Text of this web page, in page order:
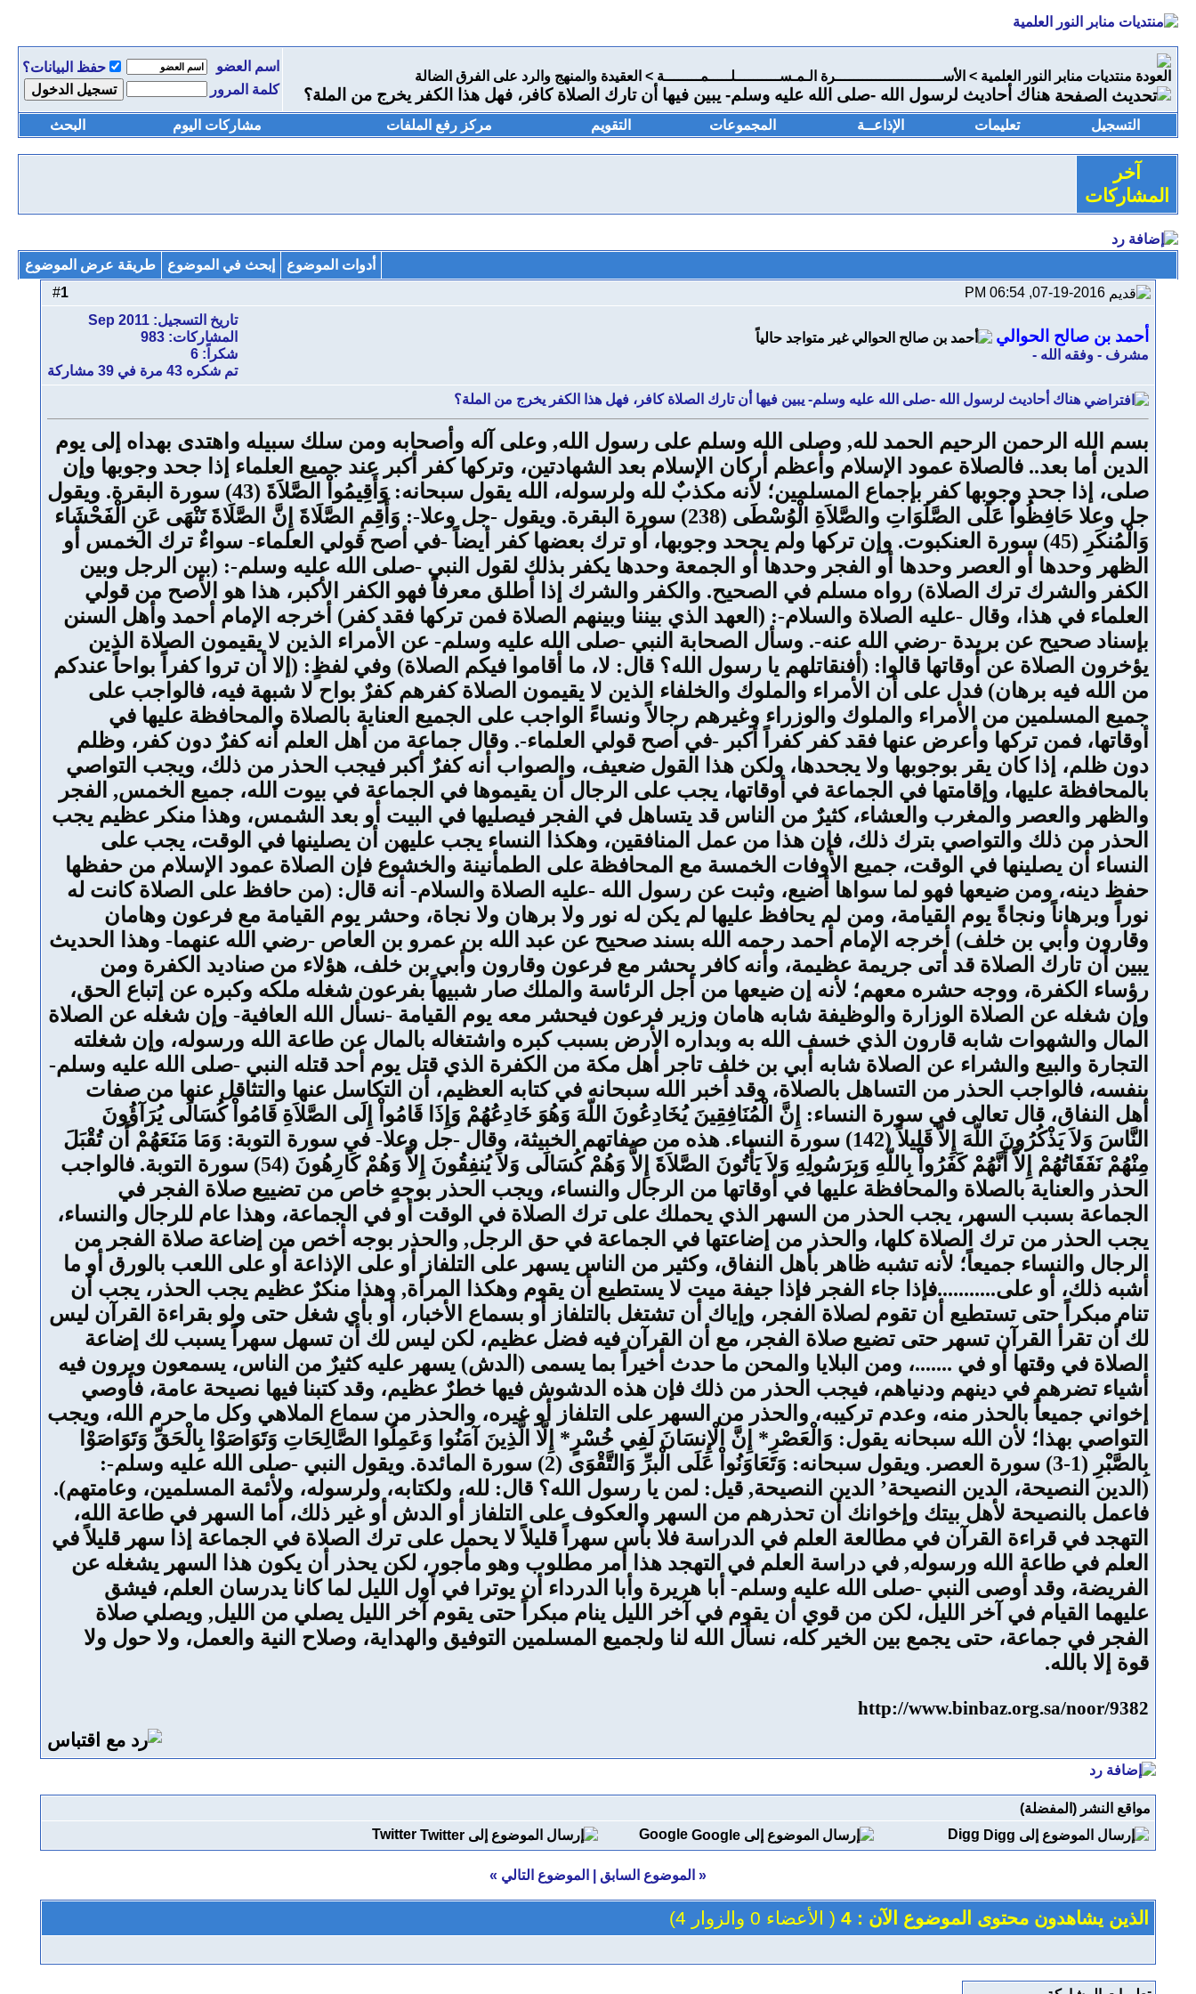
منتديات منابر النور العلمية > الأســــــــــــــــــــــــرة الـمـســــــــــلـــــمــــــــة > العقيدة والمنهج والرد على الفرق الضالة
هناك أحاديث لرسول الله -صلى الله عليه وسلم- يبين فيها أن تارك الصلاة كافر، فهل هذا الكفر يخرج من الملة؟
اسم العضو
حفظ البيانات؟
كلمة المرور
التسجيل تعليمات الإذاعــة المجموعات التقويم مركز رفع الملفات مشاركات اليوم البحث
آخر
المشاركات
أدوات الموضوع إبحث في الموضوع
طريقة عرض الموضوع
1
أحمد بن صالح الحوالي
مشرف - وفقه الله -
تاريخ التسجيل: Sep 2011
المشاركات: 983
شكراً: 6
تم شكره 43 مرة في 39 مشاركة
هناك أحاديث لرسول الله -صلى الله عليه وسلم- يبين فيها أن تارك الصلاة كافر، فهل هذا الكفر يخرج من الملة؟
بسم الله الرحمن الرحيم الحمد لله, وصلى الله وسلم على رسول الله, وعلى آله وأصحابه ومن سلك سبيله واهتدى بهداه إلى يوم
الدين أما بعد.. فالصلاة عمود الإسلام وأعظم أركان الإسلام بعد الشهادتين، وتركها كفر أكبر عند جميع العلماء إذا جحد وجوبها وإن
صلى، إذا جحد وجوبها كفر بإجماع المسلمين؛ لأنه مكذبٌ لله ولرسوله، الله يقول سبحانه: وَأَقِيمُواْ الصَّلاَةَ (43) سورة البقرة. ويقول
جل وعلا حَافِظُواْ عَلَى الصَّلَوَاتِ والصَّلاَةِ الْوُسْطَى (238) سورة البقرة. ويقول -جل وعلا-: وَأَقِمِ الصَّلَاةَ إِنَّ الصَّلَاةَ تَنْهَى عَنِ الْفَحْشَاء
وَالْمُنكَرِ (45) سورة العنكبوت. وإن تركها ولم يجحد وجوبها، أو ترك بعضها كفر أيضاً -في أصح قولي العلماء- سواءٌ ترك الخمس أو
الظهر وحدها أو العصر وحدها أو الفجر وحدها أو الجمعة وحدها يكفر بذلك لقول النبي -صلى الله عليه وسلم-: (بين الرجل وبين
الكفر والشرك ترك الصلاة) رواه مسلم في الصحيح. والكفر والشرك إذا أطلق معرفاً فهو الكفر الأكبر، هذا هو الأصح من قولي
العلماء في هذا، وقال -عليه الصلاة والسلام-: (العهد الذي بيننا وبينهم الصلاة فمن تركها فقد كفر) أخرجه الإمام أحمد وأهل السنن
بإسناد صحيح عن بريدة -رضي الله عنه-. وسأل الصحابة النبي -صلى الله عليه وسلم- عن الأمراء الذين لا يقيمون الصلاة الذين
يؤخرون الصلاة عن أوقاتها قالوا: (أفنقاتلهم يا رسول الله؟ قال: لا، ما أقاموا فيكم الصلاة) وفي لفظٍ: (إلا أن تروا كفراً بواحاً عندكم
من الله فيه برهان) فدل على أن الأمراء والملوك والخلفاء الذين لا يقيمون الصلاة كفرهم كفرٌ بواح لا شبهة فيه، فالواجب على
جميع المسلمين من الأمراء والملوك والوزراء وغيرهم رجالاً ونساءً الواجب على الجميع العناية بالصلاة والمحافظة عليها في
أوقاتها، فمن تركها وأعرض عنها فقد كفر كفراً أكبر -في أصح قولي العلماء-. وقال جماعة من أهل العلم أنه كفرٌ دون كفر، وظلم
دون ظلم، إذا كان يقر بوجوبها ولا يجحدها، ولكن هذا القول ضعيف، والصواب أنه كفرٌ أكبر فيجب الحذر من ذلك، ويجب التواصي
بالمحافظة عليها، وإقامتها في الجماعة في أوقاتها، يجب على الرجال أن يقيموها في الجماعة في بيوت الله، جميع الخمس, الفجر
والظهر والعصر والمغرب والعشاء، كثيرٌ من الناس قد يتساهل في الفجر فيصليها في البيت أو بعد الشمس، وهذا منكر عظيم يجب
الحذر من ذلك والتواصي بترك ذلك، فإن هذا من عمل المنافقين، وهكذا النساء يجب عليهن أن يصلينها في الوقت، يجب على
النساء أن يصلينها في الوقت، جميع الأوفات الخمسة مع المحافظة على الطمأنينة والخشوع فإن الصلاة عمود الإسلام من حفظها
حفظ دينه، ومن ضيعها فهو لما سواها أضيع، وثبت عن رسول الله -عليه الصلاة والسلام- أنه قال: (من حافظ على الصلاة كانت له
نوراً وبرهاناً ونجاةً يوم القيامة، ومن لم يحافظ عليها لم يكن له نور ولا برهان ولا نجاة، وحشر يوم القيامة مع فرعون وهامان
وقارون وأبي بن خلف) أخرجه الإمام أحمد رحمه الله بسند صحيح عن عبد الله بن عمرو بن العاص -رضي الله عنهما- وهذا الحديث
يبين أن تارك الصلاة قد أتى جريمة عظيمة، وأنه كافر يحشر مع فرعون وقارون وأبي بن خلف، هؤلاء من صناديد الكفرة ومن
رؤساء الكفرة، ووجه حشره معهم؛ لأنه إن ضيعها من أجل الرئاسة والملك صار شبيهاً بفرعون شغله ملكه وكبره عن إتباع الحق،
وإن شغله عن الصلاة الوزارة والوظيفة شابه هامان وزير فرعون فيحشر معه يوم القيامة -نسأل الله العافية- وإن شغله عن الصلاة
المال والشهوات شابه قارون الذي خسف الله به وبداره الأرض بسبب كبره واشتغاله بالمال عن طاعة الله ورسوله، وإن شغلته
التجارة والبيع والشراء عن الصلاة شابه أبي بن خلف تاجر أهل مكة من الكفرة الذي قتل يوم أحد قتله النبي -صلى الله عليه وسلم-
بنفسه، فالواجب الحذر من التساهل بالصلاة، وقد أخبر الله سبحانه في كتابه العظيم، أن التكاسل عنها والتثاقل عنها من صفات
أهل النفاق، قال تعالى في سورة النساء: إِنَّ الْمُنَافِقِينَ يُخَادِعُونَ اللّهَ وَهُوَ خَادِعُهُمْ وَإِذَا قَامُواْ إِلَى الصَّلاَةِ قَامُواْ كُسَالَى يُرَآؤُونَ
النَّاسَ وَلاَ يَذْكُرُونَ اللّهَ إِلاَّ قَلِيلاً (142) سورة النساء. هذه من صفاتهم الخبيثة، وقال -جل وعلا- في سورة التوبة: وَمَا مَنَعَهُمْ أَن تُقْبَلَ
مِنْهُمْ نَفَقَاتُهُمْ إِلاَّ أَنَّهُمْ كَفَرُواْ بِاللّهِ وَبِرَسُولِهِ وَلاَ يَأْتُونَ الصَّلاَةَ إِلاَّ وَهُمْ كُسَالَى وَلاَ يُنفِقُونَ إِلاَّ وَهُمْ كَارِهُونَ (54) سورة التوبة. فالواجب
الحذر والعناية بالصلاة والمحافظة عليها في أوقاتها من الرجال والنساء، ويجب الحذر بوجهٍ خاص من تضييع صلاة الفجر في
الجماعة بسبب السهر، يجب الحذر من السهر الذي يحملك على ترك الصلاة في الوقت أو في الجماعة، وهذا عام للرجال والنساء،
يجب الحذر من ترك الصلاة كلها، والحذر من إضاعتها في الجماعة في حق الرجل, والحذر بوجه أخص من إضاعة صلاة الفجر من
الرجال والنساء جميعاً؛ لأنه تشبه ظاهر بأهل النفاق، وكثير من الناس يسهر على التلفاز أو على الإذاعة أو على اللعب بالورق أو ما
أشبه ذلك، أو على...........فإذا جاء الفجر فإذا جيفة ميت لا يستطيع أن يقوم وهكذا المرأة, وهذا منكرٌ عظيم يجب الحذر، يجب أن
تنام مبكراً حتى تستطيع أن تقوم لصلاة الفجر، وإياك أن تشتغل بالتلفاز أو بسماع الأخبار، أو بأي شغل حتى ولو بقراءة القرآن ليس
لك أن تقرأ القرآن تسهر حتى تضيع صلاة الفجر، مع أن القرآن فيه فضل عظيم، لكن ليس لك أن تسهل سهراً يسبب لك إضاعة
الصلاة في وقتها أو في .......، ومن البلايا والمحن ما حدث أخيراً بما يسمى (الدش) يسهر عليه كثيرٌ من الناس، يسمعون ويرون فيه
أشياء تضرهم في دينهم ودنياهم، فيجب الحذر من ذلك فإن هذه الدشوش فيها خطرٌ عظيم، وقد كتبنا فيها نصيحة عامة، فأوصي
إخواني جميعاً بالحذر منه، وعدم تركيبه، والحذر من السهر على التلفاز أو غيره، والحذر من سماع الملاهي وكل ما حرم الله، ويجب
التواصي بهذا؛ لأن الله سبحانه يقول: وَالْعَصْرِ* إِنَّ الْإِنسَانَ لَفِي خُسْرٍ* إِلَّا الَّذِينَ آمَنُوا وَعَمِلُوا الصَّالِحَاتِ وَتَوَاصَوْا بِالْحَقِّ وَتَوَاصَوْا
بِالصَّبْرِ (1-3) سورة العصر. ويقول سبحانه: وَتَعَاوَنُواْ عَلَى الْبرِّ وَالتَّقْوَى (2) سورة المائدة. ويقول النبي -صلى الله عليه وسلم-:
(الدين النصيحة، الدين النصيحة’ الدين النصيحة, قيل: لمن يا رسول الله؟ قال: لله، ولكتابه، ولرسوله، ولأئمة المسلمين، وعامتهم).
فاعمل بالنصيحة لأهل بيتك وإخوانك أن تحذرهم من السهر والعكوف على التلفاز أو الدش أو غير ذلك، أما السهر في طاعة الله،
التهجد في قراءة القرآن في مطالعة العلم في الدراسة فلا بأس سهراً قليلاً لا يحمل على ترك الصلاة في الجماعة إذا سهر قليلاً في
العلم في طاعة الله ورسوله, في دراسة العلم في التهجد هذا أمر مطلوب وهو مأجور، لكن يحذر أن يكون هذا السهر يشغله عن
الفريضة، وقد أوصى النبي -صلى الله عليه وسلم- أبا هريرة وأبا الدرداء أن يوترا في أول الليل لما كانا يدرسان العلم، فيشق
عليهما القيام في آخر الليل، لكن من قوي أن يقوم في آخر الليل ينام مبكراً حتى يقوم آخر الليل يصلي من الليل, ويصلي صلاة
الفجر في جماعة، حتى يجمع بين الخير كله، نسأل الله لنا ولجميع المسلمين التوفيق والهداية، وصلاح النية والعمل، ولا حول ولا
قوة إلا بالله.
http://www.binbaz.org.sa/noor/9382
مواقع النشر (المفضلة)
Digg
Google
Twitter
« الموضوع السابق الموضوع التالي »
الذين يشاهدون محتوى الموضوع الآن : 4 ( الأعضاء 0 والزوار 4)